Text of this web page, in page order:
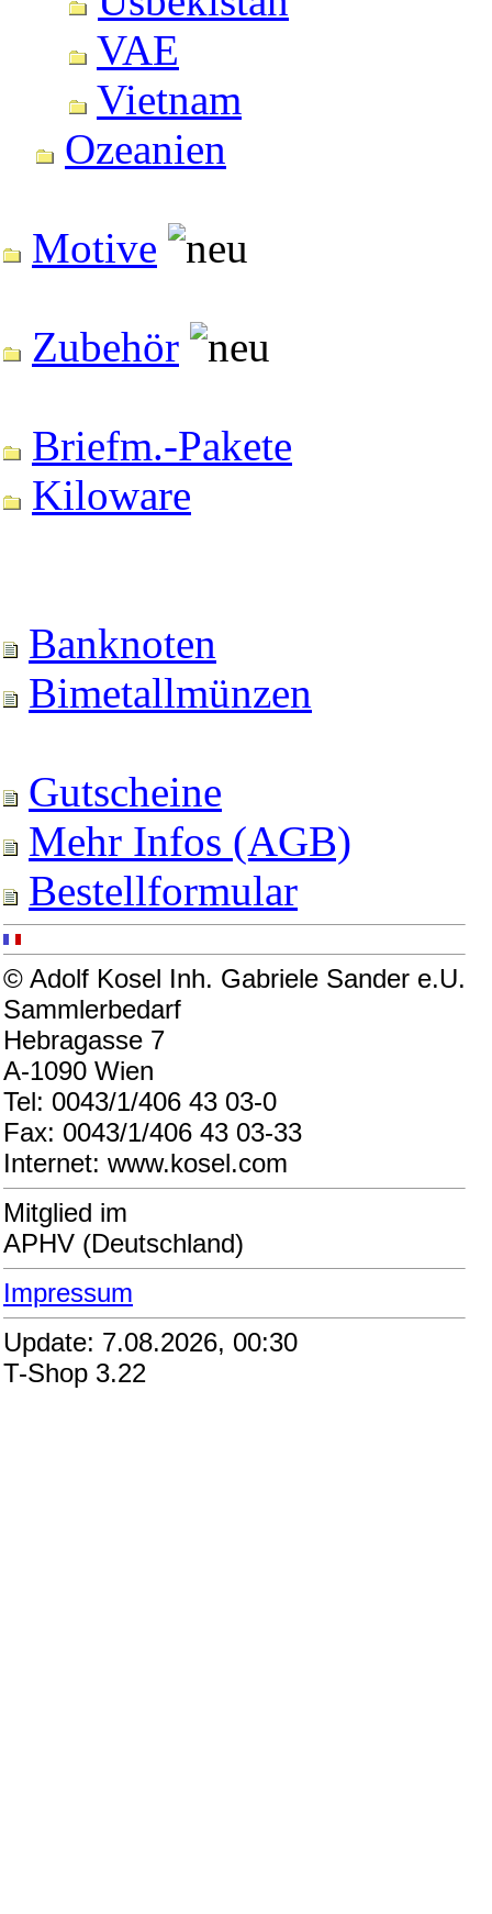
VAE
Vietnam
Ozeanien
Motive
Zubehör
Briefm.-Pakete
Kiloware
Banknoten
Bimetallmünzen
Gutscheine
Mehr Infos (AGB)
Bestellformular
© Adolf Kosel Inh. Gabriele Sander e.U.
Sammlerbedarf
Hebragasse 7
A-1090 Wien
Tel: 0043/1/406 43 03-0
Fax: 0043/1/406 43 03-33
Internet: www.kosel.com
Mitglied im
APHV (Deutschland)
Impressum
Update: 7.08.2026, 00:30
T-Shop 3.22